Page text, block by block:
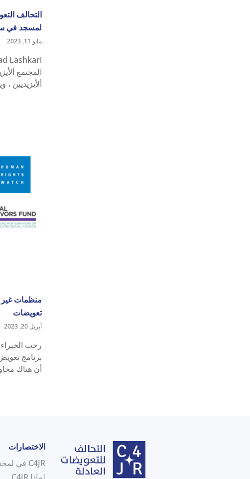
التحالف
لمسجد في
مايو 11, 2023
ألأيزيديين
منظمات غير
تعويضات
أبريل 20, 2023
برنامج
أن هناك
الاختصارات
C4JR في لمحة